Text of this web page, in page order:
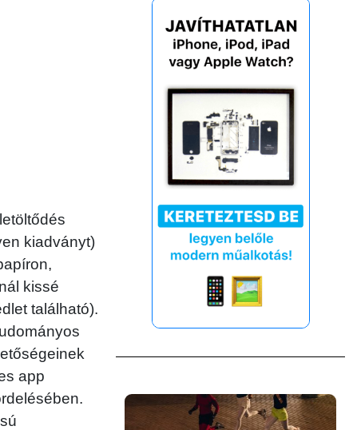
kiadványt)
kissé
található).
app